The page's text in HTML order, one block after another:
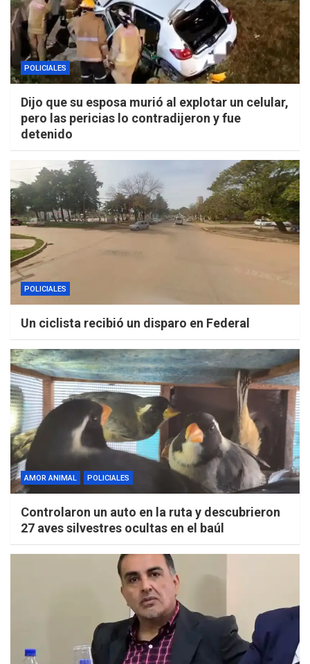
POLICIALES
Dijo que su esposa murió al explotar un celular,
pero las pericias lo contradijeron y fue
detenido
POLICIALES
Un ciclista recibió un disparo en Federal
AMOR ANIMAL POLICIALES
Controlaron un auto en la ruta y descubrieron
27 aves silvestres ocultas en el baúl